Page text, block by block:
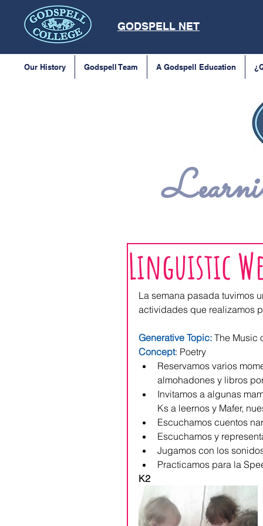
GODSPELL NET
Our History Godspell Team A Godspell Education
Linguistic
La semana pasada tuvimos
actividades que realizamos
Generative Topic: The Music
Concept: Poetry
Reservamos varios
almohadones y libros
Invitamos a algunas
Ks a leernos y Mafer,
Escuchamos cuentos
Escuchamos y
Jugamos con los
Practicamos para la
K2